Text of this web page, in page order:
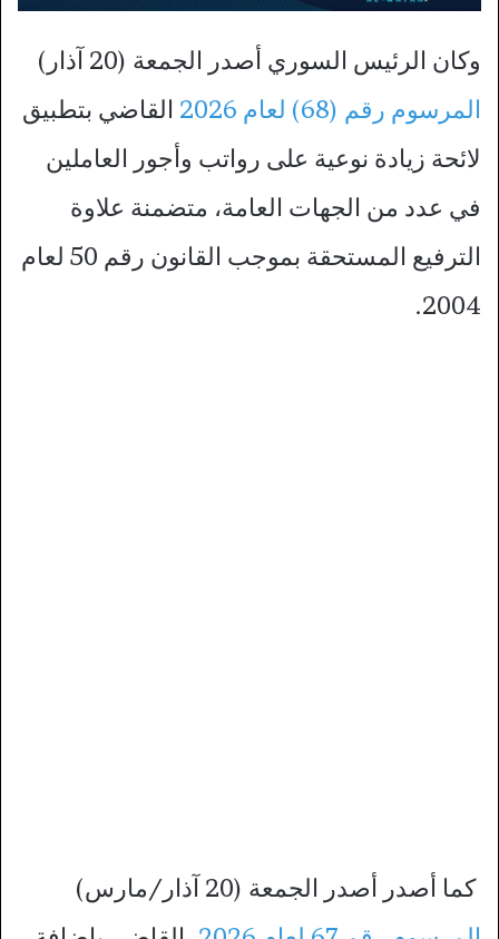
وكان الرئيس السوري أصدر الجمعة (20 آذار)
المرسوم رقم (68) لعام 2026
القاضي بتطبيق
لائحة زيادة نوعية على رواتب وأجور العاملين
في عدد من الجهات العامة، متضمنة علاوة
الترفيع المستحقة بموجب القانون رقم 50 لعام
2004.
كما أصدر أصدر الجمعة (20 آذار/مارس)